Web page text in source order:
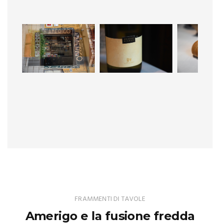
FRAMMENTI DI TAVOLE
Amerigo e la fusione fredda